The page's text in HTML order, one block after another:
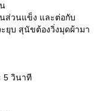
นส่วนแข็ง และต่อกับ
ะยุบ สุนัขต้องวิ่งมุดผ้ามา
5 วินาที